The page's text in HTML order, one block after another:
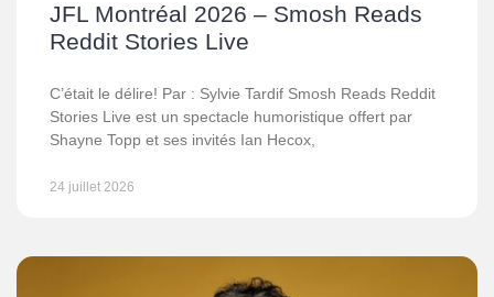
JFL Montréal 2026 – Smosh Reads
Reddit Stories Live
C’était le délire! Par : Sylvie Tardif Smosh Reads Reddit
Stories Live est un spectacle humoristique offert par
Shayne Topp et ses invités Ian Hecox,
24 juillet 2026